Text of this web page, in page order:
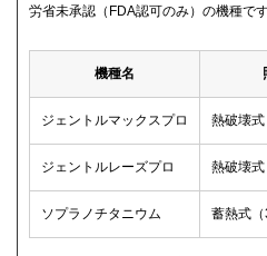
労省未承認（FDA認可のみ）の機種です
機種名
ジェントルマックスプロ 熱破壊式
ジェントルレーズプロ 熱破壊式
ソプラノチタニウム 蓄熱式（